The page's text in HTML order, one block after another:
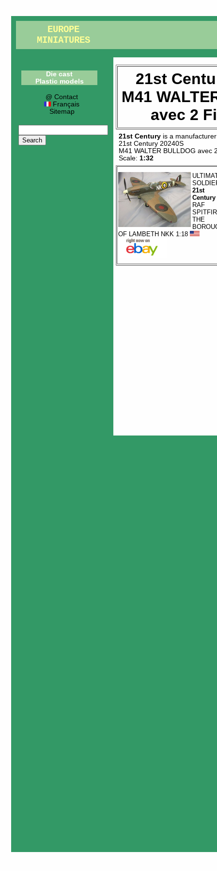
EUROPE
MINIATURES
Die cast
Plastic models
@ Contact
Français
Sitemap
21st
M41
avec 2
21st Century is a
21st Century 20240S
M41 WALTER BULLDOG avec
Scale: 1:32
21st
Century
RAF
THE
OF LAMBETH NKK 1:18